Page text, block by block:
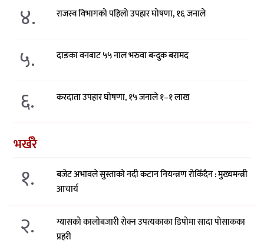
४. राजस्व विभागको पहिलो उपहार घोषणा, १६ जनाले
५. दाङका वनबाट ५५ नाल भरुवा बन्दुक बरामद
६. करदाता उपहार घोषणा, १५ जनाले १–१ लाख
भर्खरै
१.
बजेट अभावले सुस्ताको नदी कटान नियन्त्रण रोकिँदैन : मुख्यमन्त्री
आचार्य
२.
ग्यासको कालोबजारी रोक्न उपत्यकाका डिपोमा सादा पोसाकका
प्रहरी